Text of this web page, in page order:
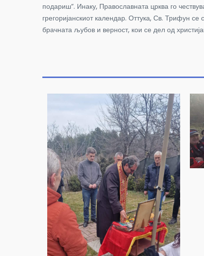
подариш“. Инаку, Православната црква го
грегоријанскиот календар. Оттука, Св. Трифун се
брачната љубов и верност, кои се дел од